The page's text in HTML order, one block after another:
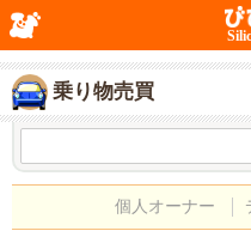
乗り物売買
個人オーナー